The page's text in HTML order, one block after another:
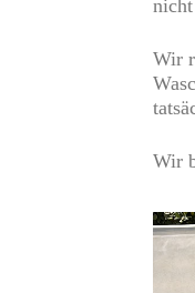
Wir
Wir